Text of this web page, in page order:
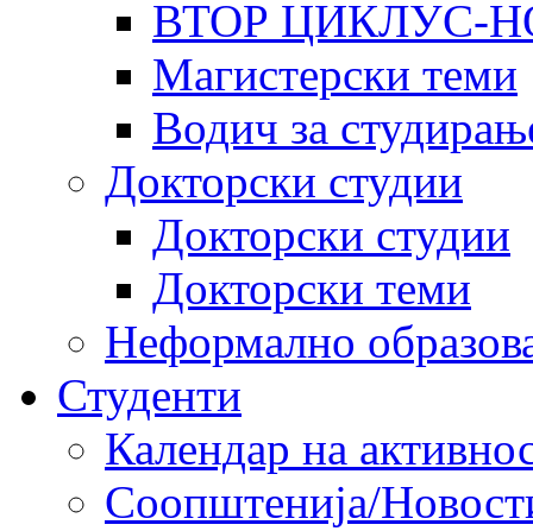
ВТОР ЦИКЛУС-
Магистерски теми
Водич за
Докторски студии
Докторски студии
Докторски теми
Неформално
Студенти
Календар на
Соопштенија/